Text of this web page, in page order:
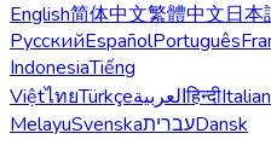
English简体中文繁體中文日本
РусскийEspañolPortuguês
IndonesiaTiếng
ViệtไทยTürkçeالعربيةहिन्दी
MelayuSvenskaעבריתDansk